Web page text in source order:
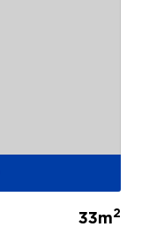
33m2